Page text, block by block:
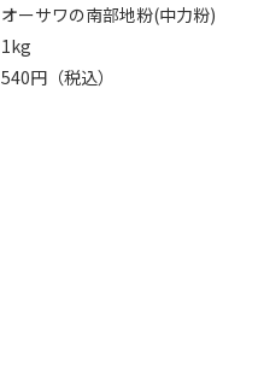
オーサワの南部地粉(中力粉)
1kg
540円（税込）